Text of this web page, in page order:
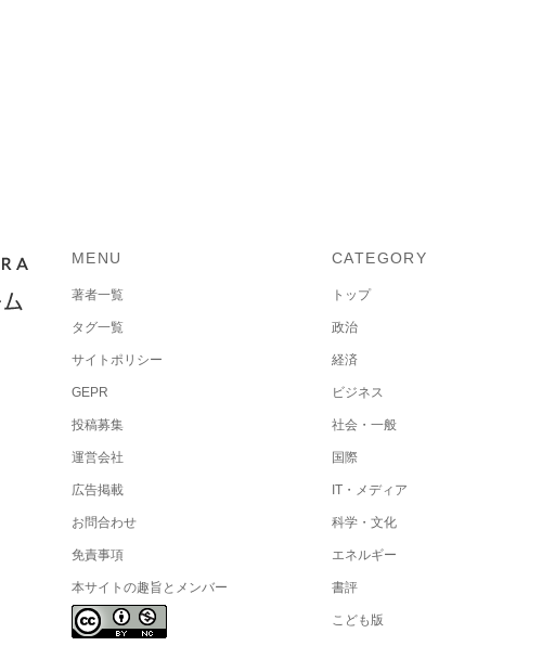
MENU
著者一覧
タグ一覧
サイトポリシー
GEPR
投稿募集
運営会社
広告掲載
お問合わせ
免責事項
本サイトの趣旨とメンバー
CATEGORY
トップ
政治
経済
ビジネス
社会・一般
国際
IT・メディア
科学・文化
エネルギー
書評
こども版